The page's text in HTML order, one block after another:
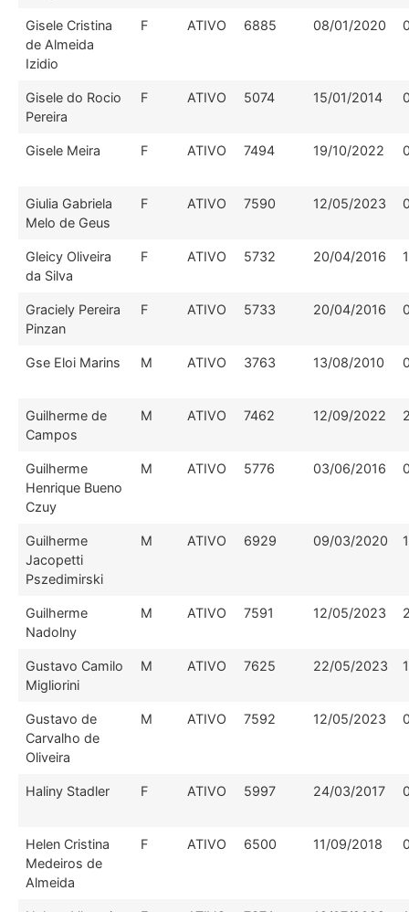
Gisele Cristina
de Almeida
Izidio
F ATIVO 6885 08/01/2020
Gisele do Rocio
Pereira
F ATIVO 5074 15/01/2014
Gisele Meira F ATIVO 7494 19/10/2022
Giulia Gabriela
Melo de Geus
F ATIVO 7590 12/05/2023
Gleicy Oliveira
da Silva
F ATIVO 5732 20/04/2016
Graciely Pereira
Pinzan
F ATIVO 5733 20/04/2016
Gse Eloi Marins M ATIVO 3763 13/08/2010
Guilherme de
Campos
M ATIVO 7462 12/09/2022
Guilherme
Henrique Bueno
Czuy
M ATIVO 5776 03/06/2016
Guilherme
Jacopetti
Pszedimirski
M ATIVO 6929 09/03/2020
Guilherme
Nadolny
M ATIVO 7591 12/05/2023
Gustavo Camilo
Migliorini
M ATIVO 7625 22/05/2023
Gustavo de
Carvalho de
Oliveira
M ATIVO 7592 12/05/2023
Haliny Stadler F ATIVO 5997 24/03/2017
Helen Cristina
Medeiros de
Almeida
F ATIVO 6500 11/09/2018